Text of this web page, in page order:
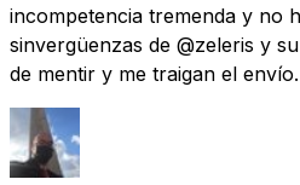
incompetencia tremenda y no
sinvergüenzas de @zeleris y
de mentir y me traigan el envío.